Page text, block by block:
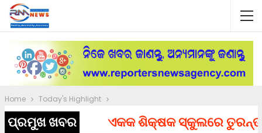
Home Today's Highlight
ପ୍ରମୁଖ ଖବର ଏକକ ଶିକ୍ଷକ ସ୍କୁଲରେ ତୁରନ୍ତ